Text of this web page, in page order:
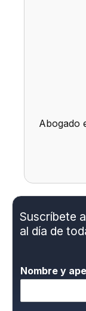
Abogado
Suscríbete
al día de
Nombre y